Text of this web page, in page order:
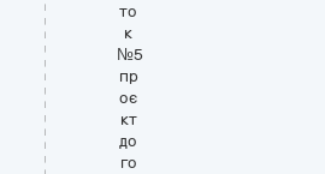
то
к
№5
пр
оє
кт
до
го